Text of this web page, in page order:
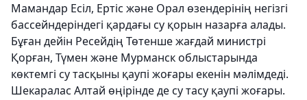
Мамандар Есіл, Ертіс және Орал өзендерінің негізгі
бассейндеріндегі қардағы су қорын назарға алады.
Бұған дейін Ресейдің Төтенше жағдай министрі
Қорған, Түмен және Мурманск облыстарында
көктемгі су тасқыны қаупі жоғары екенін мәлімдеді.
Шекаралас Алтай өңірінде де су тасу қаупі жоғары.